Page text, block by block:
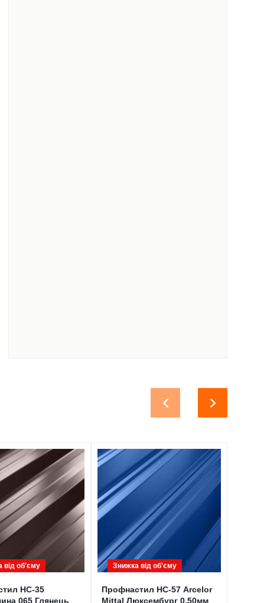
від обʹєму
НС-35
065 Глянець
Знижка від обʹєму
Профнастил НС-57 Arcelor
Mittal Люксембург 0,50мм